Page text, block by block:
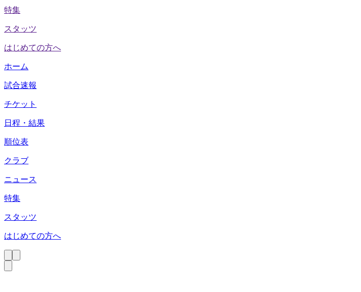
特集
スタッツ
はじめての方へ
ホーム
試合速報
チケット
日程・結果
順位表
クラブ
ニュース
特集
スタッツ
はじめての方へ